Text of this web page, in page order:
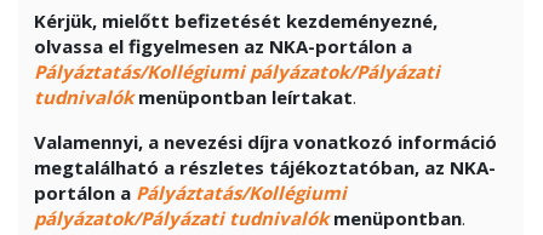
Kérjük, mielőtt befizetését kezdeményezné,
olvassa el figyelmesen az NKA-portálon a
Pályáztatás/Kollégiumi pályázatok/Pályázati
tudnivalók menüpontban leírtakat.
Valamennyi, a nevezési díjra vonatkozó információ
megtalálható a részletes tájékoztatóban, az NKA-
portálon a Pályáztatás/Kollégiumi
pályázatok/Pályázati tudnivalók menüpontban.